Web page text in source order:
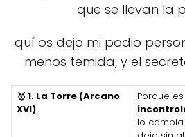
que se llevan la
quí os dejo mi podio
menos temida, y el
🥇 1. La Torre (Arcano
XVI)
Porque es
lo